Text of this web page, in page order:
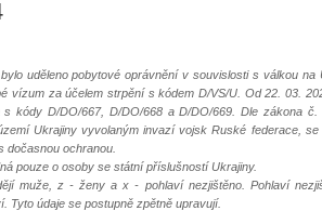
uděleno pobytové oprávnění v souvislosti s válkou
vízum za účelem strpění s kódem D/VS/U. Od 22. 03.
s kódy D/DO/667, D/DO/668 a D/DO/669. Dle zákona
Ukrajiny vyvolaným invazí vojsk Ruské federace,
dočasnou ochranou.
pouze o osoby se státní příslušností Ukrajiny.
muže, z - ženy a x - pohlaví nezjištěno. Pohlaví
Tyto údaje se postupně zpětně upravují.